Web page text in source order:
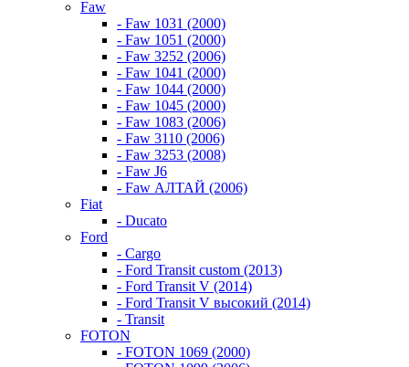
Faw
- Faw 1031 (2000)
- Faw 1051 (2000)
- Faw 3252 (2006)
- Faw 1041 (2000)
- Faw 1044 (2000)
- Faw 1045 (2000)
- Faw 1083 (2006)
- Faw 3110 (2006)
- Faw 3253 (2008)
- Faw J6
- Faw АЛТАЙ (2006)
Fiat
- Ducato
Ford
- Cargo
- Ford Transit custom (2013)
- Ford Transit V (2014)
- Ford Transit V высокий (2014)
- Transit
FOTON
- FOTON 1069 (2000)